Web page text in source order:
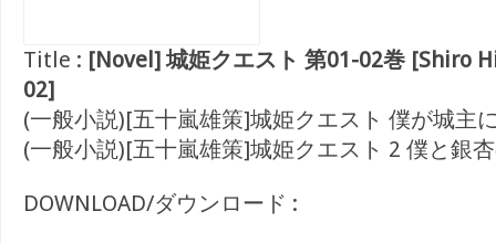
Title : [Novel] 城姫クエスト 第01-02巻 [Shiro
02]
(一般小説)[五十嵐雄策]城姫クエスト 僕が城主
(一般小説)[五十嵐雄策]城姫クエスト 2 僕と銀
DOWNLOAD/ダウンロード :